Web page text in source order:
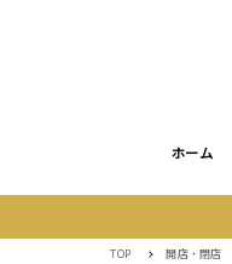
ホーム
TOP 開店・閉店